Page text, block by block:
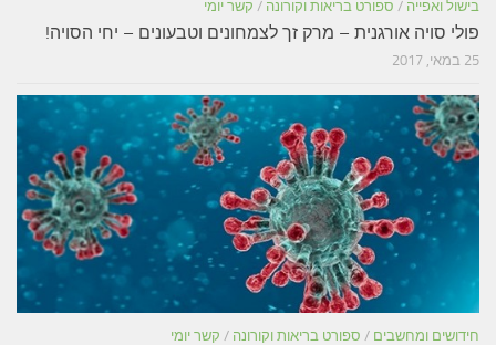
בישול ואפייה / ספורט בריאות וקורונה / קשר יומי
פולי סויה אורגנית – מרק זך לצמחונים וטבעונים – יחי הסויה!
25 במאי, 2017
חידושים ומחשבים / ספורט בריאות וקורונה / קשר יומי